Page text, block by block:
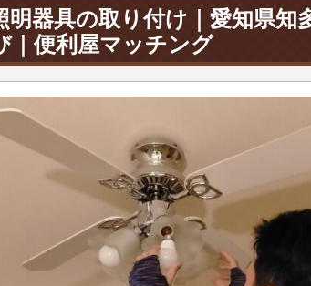
明器具の取り付け｜愛知県知
｜便利屋マッチング